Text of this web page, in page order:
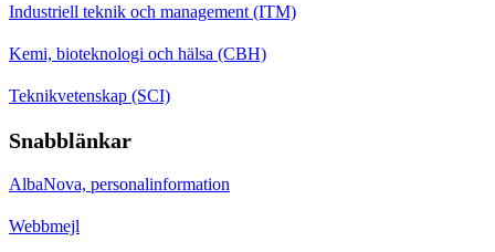
Industriell teknik och management (ITM)
Kemi, bioteknologi och hälsa (CBH)
Teknikvetenskap (SCI)
Snabblänkar
AlbaNova, personalinformation
Webbmejl